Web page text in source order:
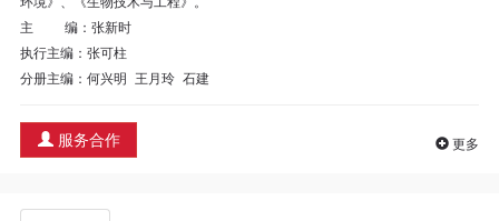
主    编：张新时
执行主编：张可柱
分册主编：何兴明 王月玲 石建
服务合作 更多